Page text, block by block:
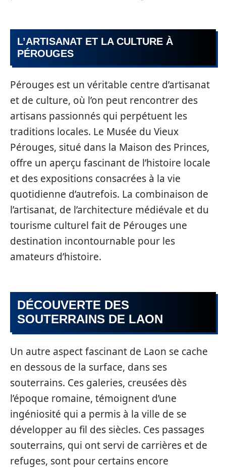
L’ARTISANAT ET LA CULTURE À
PÉROUGES
Pérouges est un véritable centre d’artisanat
et de culture, où l’on peut rencontrer des
artisans passionnés qui perpétuent les
traditions locales. Le Musée du Vieux
Pérouges, situé dans la Maison des Princes,
offre un aperçu fascinant de l’histoire locale
et des expositions consacrées à la vie
quotidienne d’autrefois. La combinaison de
l’artisanat, de l’architecture médiévale et du
tourisme culturel fait de Pérouges une
destination incontournable pour les
amateurs d’histoire.
DÉCOUVERTE DES
SOUTERRAINS DE LAON
Un autre aspect fascinant de Laon se cache
en dessous de la surface, dans ses
souterrains. Ces galeries, creusées dès
l’époque romaine, témoignent d’une
ingéniosité qui a permis à la ville de se
développer au fil des siècles. Ces passages
souterrains, qui ont servi de carrières et de
refuges, sont pour certains encore